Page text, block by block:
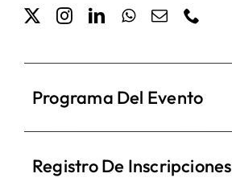
Programa Del Evento
Registro De Inscripciones